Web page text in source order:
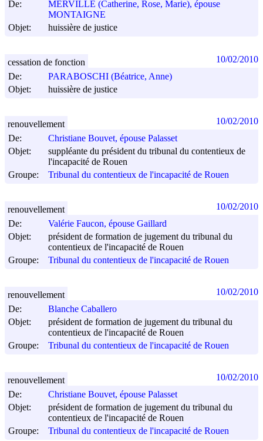
De:
MERVILLE (Catherine, Rose, Marie), épouse
MONTAIGNE
Objet:
huissière de justice
De:
PARABOSCHI (Béatrice, Anne)
Objet:
huissière de justice
cessation de fonction 10/02/2010
De:
Christiane Bouvet, épouse Palasset
Objet:
suppléante du président du tribunal du contentieux de
l'incapacité de Rouen
Groupe:
Tribunal du contentieux de l'incapacité de Rouen
renouvellement 10/02/2010
De:
Valérie Faucon, épouse Gaillard
Objet:
président de formation de jugement du tribunal du
contentieux de l'incapacité de Rouen
Groupe:
Tribunal du contentieux de l'incapacité de Rouen
renouvellement 10/02/2010
De:
Blanche Caballero
Objet:
président de formation de jugement du tribunal du
contentieux de l'incapacité de Rouen
Groupe:
Tribunal du contentieux de l'incapacité de Rouen
renouvellement 10/02/2010
De:
Christiane Bouvet, épouse Palasset
Objet:
président de formation de jugement du tribunal du
contentieux de l'incapacité de Rouen
Groupe:
Tribunal du contentieux de l'incapacité de Rouen
renouvellement 10/02/2010